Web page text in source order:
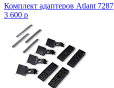
Комплект адаптеров Atlant 7287
3 600 p